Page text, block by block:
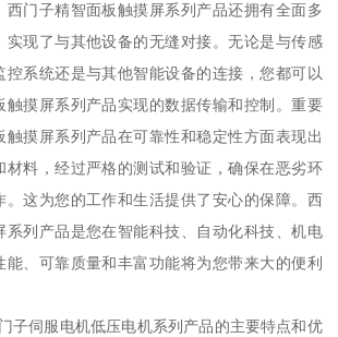
西门子精智面板触摸屏系列产品还拥有全面多
实现了与其他设备的无缝对接。无论是与传感
控系统还是与其他智能设备的连接，您都可以
触摸屏系列产品实现的数据传输和控制。重要
触摸屏系列产品在可靠性和稳定性方面表现出
材料，经过严格的测试和验证，确保在恶劣环
。这为您的工作和生活提供了安心的保障。西
系列产品是您在智能科技、自动化科技、机电
、可靠质量和丰富功能将为您带来大的便利
服电机低压电机系列产品的主要特点和优